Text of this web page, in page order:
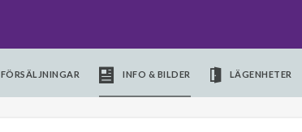
FÖRSÄLJNINGAR INFO & BILDER LÄGENHETER